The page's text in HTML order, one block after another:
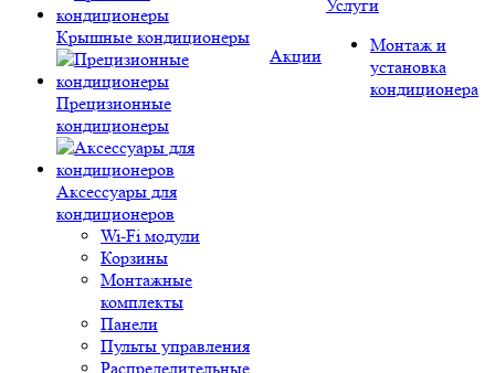
Крышные кондиционеры
Прецизионные
кондиционеры
Аксессуары для
кондиционеров
Wi-Fi модули
Корзины
Монтажные
комплекты
Панели
Пульты управления
Распределительные
Акции
Услуги
Монтаж и
установка
кондиционера